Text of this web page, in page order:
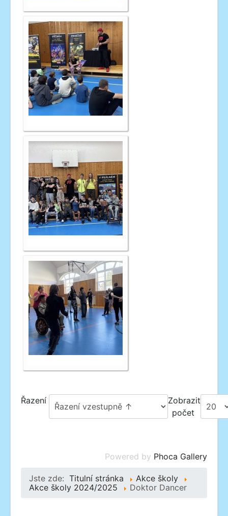
Řazení
Zobrazit
počet
Powered by Phoca Gallery
Jste zde: Titulní stránka
Akce školy
Akce školy 2024/2025
Doktor Dancer